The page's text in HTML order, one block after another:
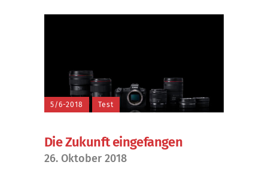
5/6-2018 Test
Die Zukunft eingefangen
26. Oktober 2018